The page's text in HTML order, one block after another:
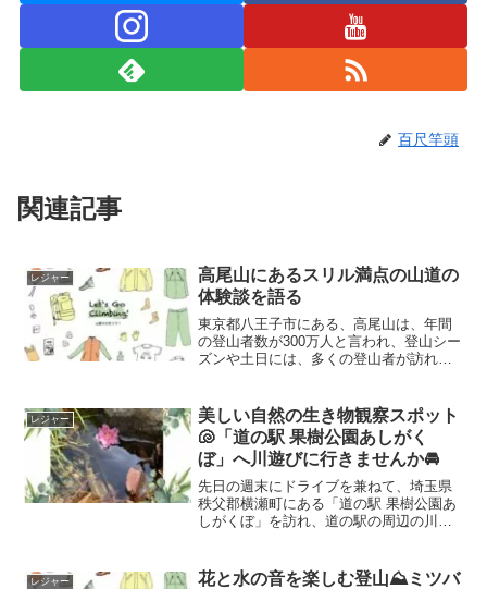
百尺竿頭
関連記事
レジャー
高尾山にあるスリル満点の山道の
体験談を語る
東京都八王子市にある、高尾山は、年間
の登山者数が300万人と言われ、登山シー
ズンや土日には、多くの登山者が訪れま
トがあります。今回は、高尾山の麓にあ
る隠れた名所の一つ「スリル満点の山
道」をご紹介します㊙️
レジャー
美しい自然の生き物観察スポット
🐚「道の駅 果樹公園あしがく
ぼ」へ川遊びに行きませんか🚘
先日の週末にドライブを兼ねて、埼玉県
秩父郡横瀬町にある「道の駅 果樹公園あ
しがくぼ」を訪れ、道の駅の周辺の川、
レジャー
花と水の音を楽しむ登山⛰️ミツバ